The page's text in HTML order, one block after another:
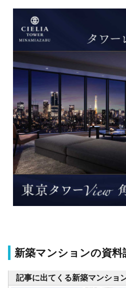
新築マンションの資料
記事に出てくる新築マンショ